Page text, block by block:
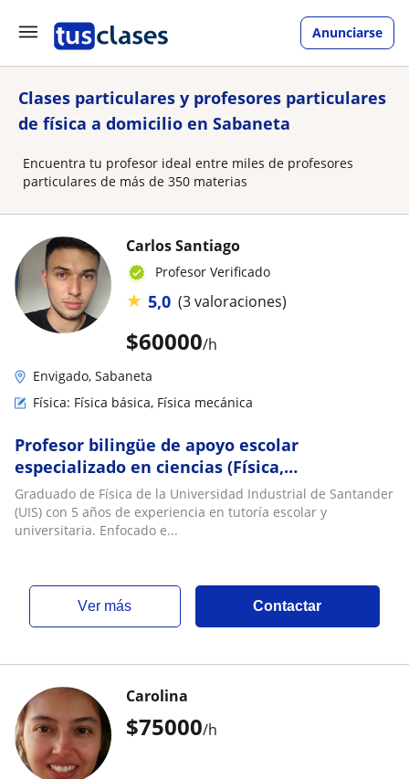
Anunciarse
Clases particulares y profesores particulares
de física a domicilio en Sabaneta
Encuentra tu profesor ideal entre miles de profesores
particulares de más de 350 materias
$60000/h
Carlos Santiago
Profesor Verificado
★ 5,0 (3 valoraciones)
Envigado, Sabaneta
Física: Física básica, Física mecánica
Profesor bilingüe de apoyo escolar
especializado en ciencias (Física,
Matemáticas, Química, Biologia)
Graduado de Física de la Universidad Industrial de Santander
(UIS) con 5 años de experiencia en tutoría escolar y
universitaria. Enfocado e...
ver más Contactar
$75000/h
Carolina